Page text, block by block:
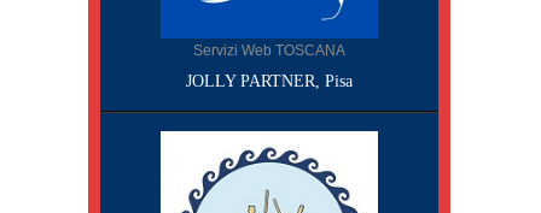
Servizi Web TOSCANA
JOLLY PARTNER, Pisa